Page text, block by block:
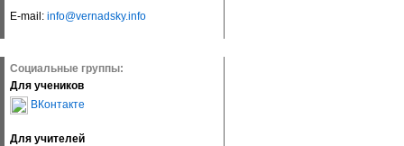
E-mail: info@vernadsky.info
Социальные группы:
Для учеников
ВКонтакте
Для учителей